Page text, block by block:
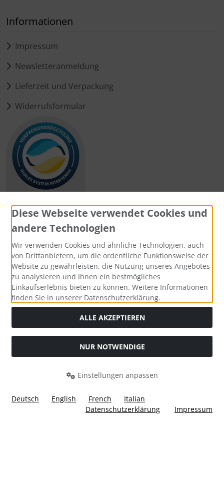
Informationen
Impressum
Newsletteranmeldung
Lieferzeit und Verpackung
Widerrufsformular
Zahlungsmethoden
Social Media
Widerrufsformular
Diese Webseite verwendet Cookies und
andere Technologien
Wir verwenden Cookies und ähnliche Technologien, auch
von Drittanbietern, um die ordentliche Funktionsweise der
Website zu gewährleisten, die Nutzung unseres Angebotes
zu analysieren und Ihnen ein bestmögliches
Einkaufserlebnis bieten zu können. Weitere Informationen
finden Sie in unserer Datenschutzerklärung.
ALLE AKZEPTIEREN
NUR NOTWENDIGE
Einstellungen anpassen
Deutsch English French
Italian
Datenschutzerklärung
Impressum